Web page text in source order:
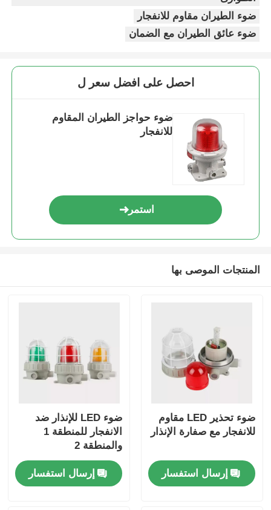
ضوء الطيران مقاوم للانفجار
ضوء عائق الطيران مع الضمان
احصل على افضل سعر ل
ضوء حواجز الطيران المقاوم
للانفجار
استمر
المنتجات الموصى بها
ضوء تحذير LED مقاوم
للانفجار مع صفارة الإنذار
إرسال استفسار
ضوء LED للإنذار ضد
الانفجار للمنطقة 1
والمنطقة 2
إرسال استفسار